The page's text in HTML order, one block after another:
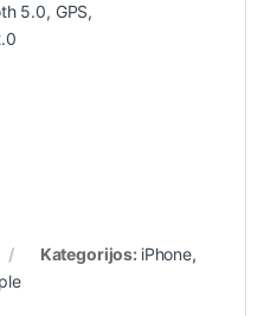
5.0, GPS,
Kategorijos: iPhone,